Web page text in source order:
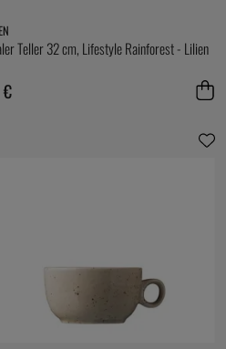
Teller 32 cm, Lifestyle Rainforest - Lilien